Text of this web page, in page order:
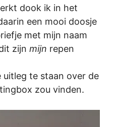
dook ik in het
een mooi doosje
met mijn naam
zijn mijn repen
uitleg te staan over de
zou vinden.